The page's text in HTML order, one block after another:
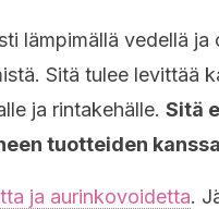
lämpimällä vedellä
Sitä tulee levittää
ja rintakehälle. Sitä
tuotteiden
ja aurinkovoidetta.